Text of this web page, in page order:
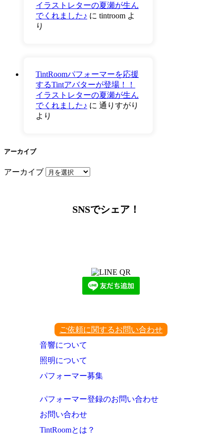
イラストレターの夏瀬が生ん
でくれました♪ に tintroom よ
り
TintRoomパフォーマーを応援
するTintアバターが登場！！
イラストレターの夏瀬が生ん
でくれました♪ に 通りすがり
より
アーカイブ
アーカイブ
SNSでシェア！
ご依頼に関するお問い合わせ
音響について
照明について
パフォーマー募集
パフォーマー登録のお問い合わせ
お問い合わせ
TintRoomとは？